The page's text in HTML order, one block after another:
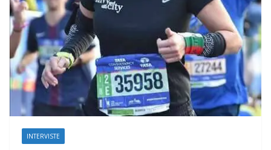
INTERVISTE